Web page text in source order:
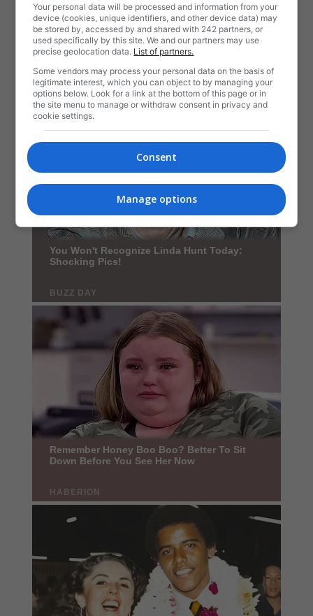
Your personal data will be processed and information from your
device (cookies, unique identifiers, and other device data) may
be stored by, accessed by and shared with 242 partners, or
used specifically by this site. We and our partners may use
precise geolocation data. List of partners.
Some vendors may process your personal data on the basis of
legitimate interest, which you can object to by managing your
options below. Look for a link at the bottom of this page or in
the site menu to manage or withdraw consent in privacy and
cookie settings.
Consent
Manage options